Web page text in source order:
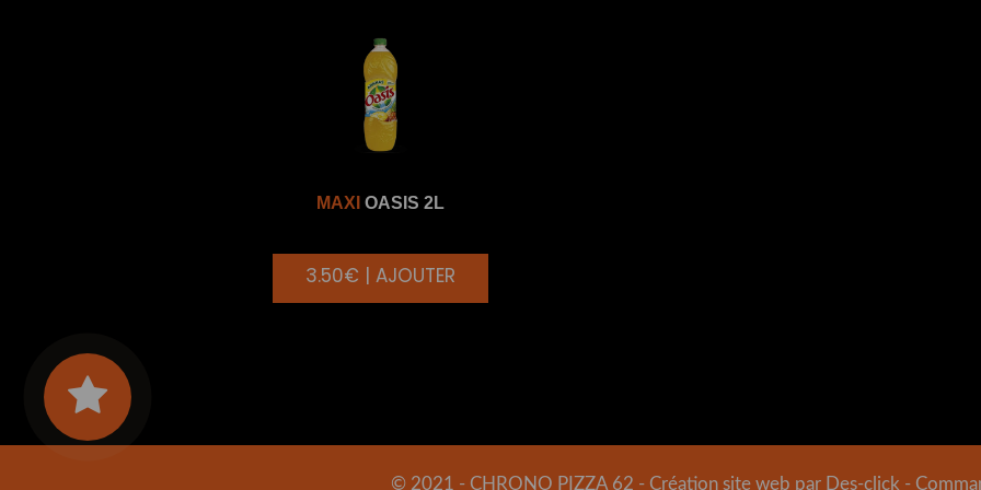
MAXI OASIS 2L
3.50€ | AJOUTER
© 2021 - CHRONO PIZZA 62 - Création site web par Des-click -